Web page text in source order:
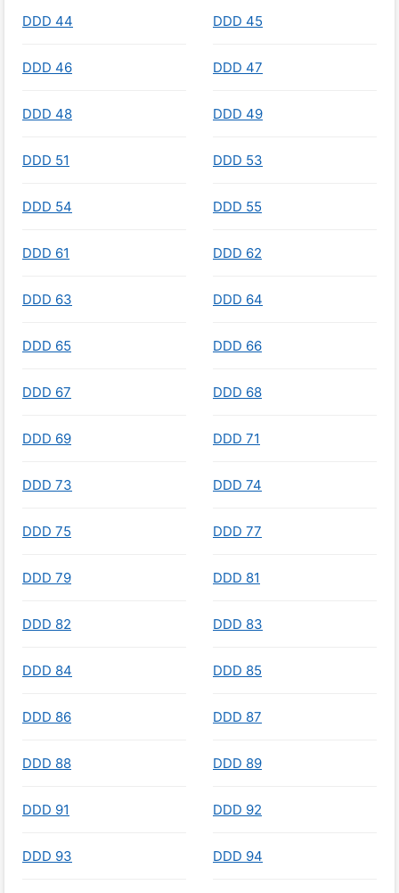
DDD 44 DDD 45
DDD 46 DDD 47
DDD 48 DDD 49
DDD 51 DDD 53
DDD 54 DDD 55
DDD 61 DDD 62
DDD 63 DDD 64
DDD 65 DDD 66
DDD 67 DDD 68
DDD 69 DDD 71
DDD 73 DDD 74
DDD 75 DDD 77
DDD 79 DDD 81
DDD 82 DDD 83
DDD 84 DDD 85
DDD 86 DDD 87
DDD 88 DDD 89
DDD 91 DDD 92
DDD 93 DDD 94